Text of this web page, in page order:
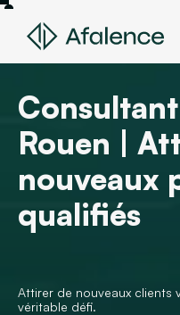
Consultant
Rouen |
nouveaux
qualifiés
Attirer de nouveaux clients
véritable défi.